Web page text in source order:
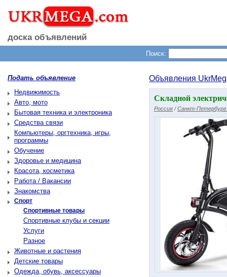
доска объявлений
Поиск:
Подать объявление
Недвижимость
Авто, мото
Бытовая техника и электроника
Средства связи
Компьютеры, оргтехника, игры,
программы
Обучение
Здоровье и медицина
Красота, косметика
Работа / Вакансии
Знакомства
Спорт
Спортивные товары
Спортивные клубы и секции
Услуги
Разное
Животные и растения
Детские товары
Одежда, обувь, аксессуары
Объявления
Складной
Россия /Санкт-Петербург